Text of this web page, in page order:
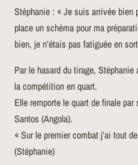
Stéphanie : « Je suis arrivée bien
place un schéma pour ma
bien, je n’étais pas fatiguée en
Par le hasard du tirage,
la compétition en quart.
Elle remporte le quart de finale
Santos (Angola).
« Sur le premier combat j’ai tout
(Stéphanie)